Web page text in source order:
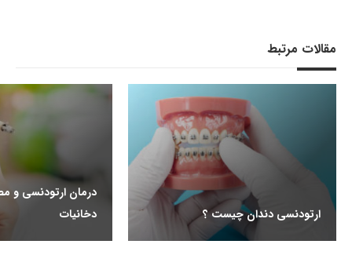
مقالات مرتبط
ارتودنسی دندان چیست ؟
درمان ارتودنسی و
دخانیات